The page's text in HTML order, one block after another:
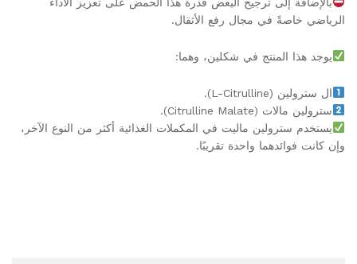
الرياضي خاصةً في مجال رفع الأثقال.
يوجد هذا المنتج في شكلين، وهما:
ال سترولين (L-Citrulline).
سترولين مالات (Citrulline Malate).
يستخدم سترولين ماليت في المكملات الغذائية أكثر من النوع الآخر،
وإن كانت فوائدهما واحدة تقريبًا.